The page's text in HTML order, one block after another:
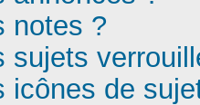
notes ?
sujets
icônes de